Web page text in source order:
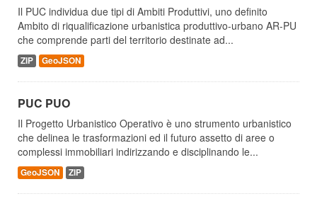
Il PUC individua due tipi di Ambiti Produttivi, uno definito
Ambito di riqualificazione urbanistica produttivo-urbano AR-PU
che comprende parti del territorio destinate ad...
ZIP GeoJSON
PUC PUO
Il Progetto Urbanistico Operativo è uno strumento urbanistico
che delinea le trasformazioni ed il futuro assetto di aree o
complessi immobiliari indirizzando e disciplinando le...
GeoJSON ZIP